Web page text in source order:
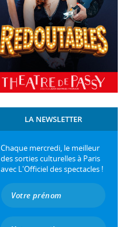
LA NEWSLETTER
Chaque mercredi, le meilleur
des sorties culturelles à Paris
avec L'Officiel des spectacles !